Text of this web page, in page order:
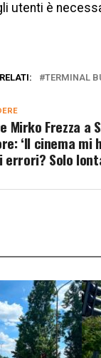
utenti è
TERMINAL
Mirko Frezza a
‘Il cinema mi
errori? Solo